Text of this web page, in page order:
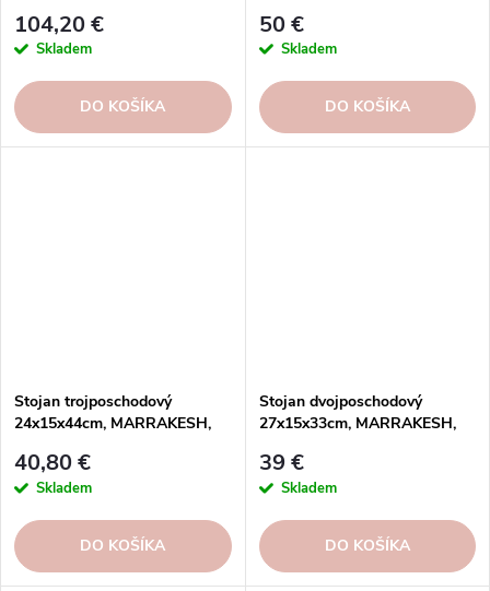
104,20 €
Skladem
DO KOŠÍKA
50 €
Skladem
DO KOŠÍKA
Stojan trojposchodový
24x15x44cm, MARRAKESH,
40,80 €
Skladem
DO KOŠÍKA
Stojan dvojposchodový
27x15x33cm, MARRAKESH,
39 €
Skladem
DO KOŠÍKA